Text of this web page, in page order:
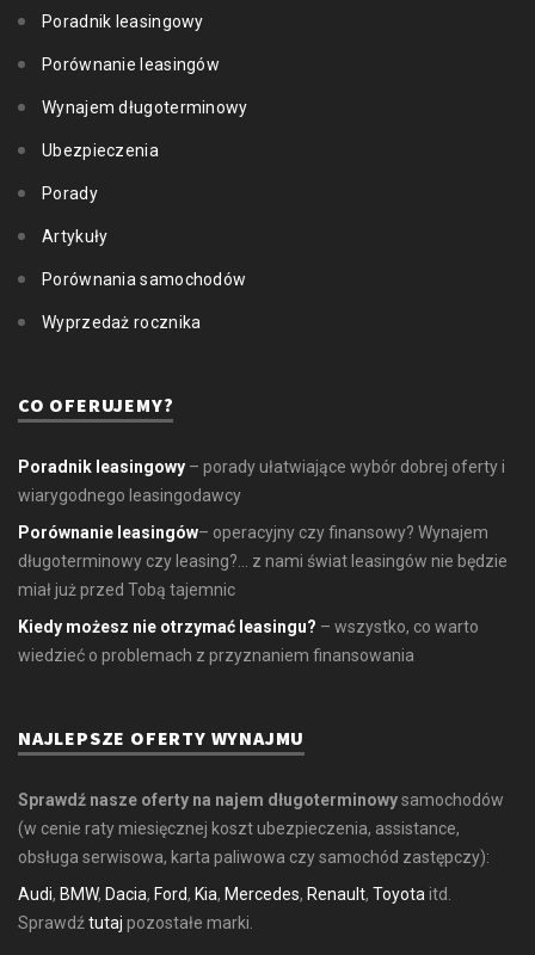
Poradnik leasingowy
Porównanie leasingów
Wynajem długoterminowy
Ubezpieczenia
Porady
Artykuły
Porównania samochodów
Wyprzedaż rocznika
CO OFERUJEMY?
Poradnik leasingowy – porady ułatwiające wybór dobrej oferty i
wiarygodnego leasingodawcy
Porównanie leasingów– operacyjny czy finansowy? Wynajem
długoterminowy czy leasing?... z nami świat leasingów nie będzie
miał już przed Tobą tajemnic
Kiedy możesz nie otrzymać leasingu? – wszystko, co warto
wiedzieć o problemach z przyznaniem finansowania
NAJLEPSZE OFERTY WYNAJMU
Sprawdź nasze oferty na najem długoterminowysamochodów
(w cenie raty miesięcznej koszt ubezpieczenia, assistance,
obsługa serwisowa, karta paliwowa czy samochód zastępczy):
Audi, BMW, Dacia, Ford, Kia, Mercedes, Renault, Toyota itd.
Sprawdź tutaj pozostałe marki.